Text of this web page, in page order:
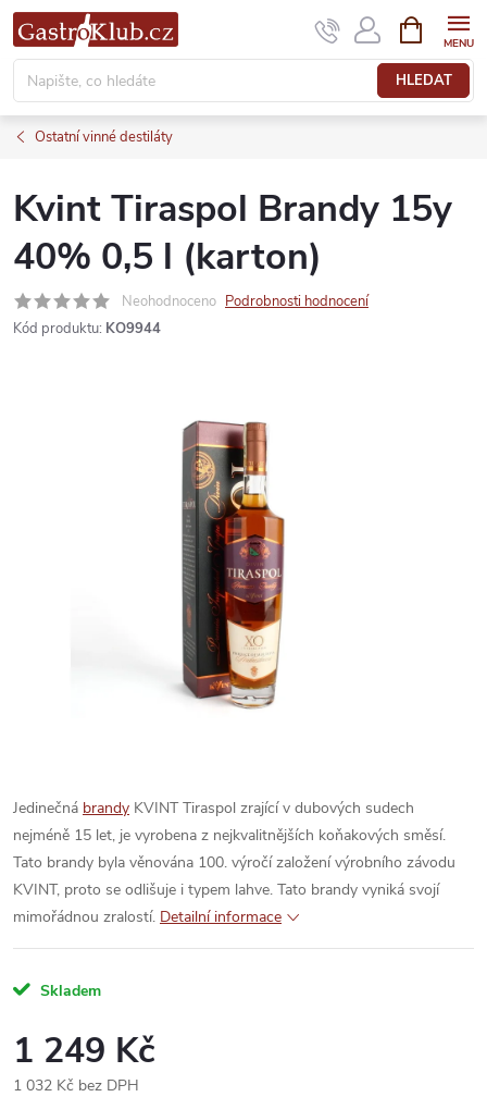
Přejít
na
obsah
HLEDAT
NÁKUPNÍ
KOŠÍK
Ostatní vinné destiláty
Kvint Tiraspol Brandy 15y
40% 0,5 l (karton)
Neohodnoceno Podrobnosti hodnocení
Kód produktu: KO9944
Jedinečná brandy KVINT Tiraspol zrající v dubových sudech
nejméně 15 let, je vyrobena z nejkvalitnějších koňakových směsí.
Tato brandy byla věnována 100. výročí založení výrobního závodu
KVINT, proto se odlišuje i typem lahve. Tato brandy vyniká svojí
mimořádnou zralostí. Detailní informace
Skladem
1 249 Kč
1 032 Kč bez DPH